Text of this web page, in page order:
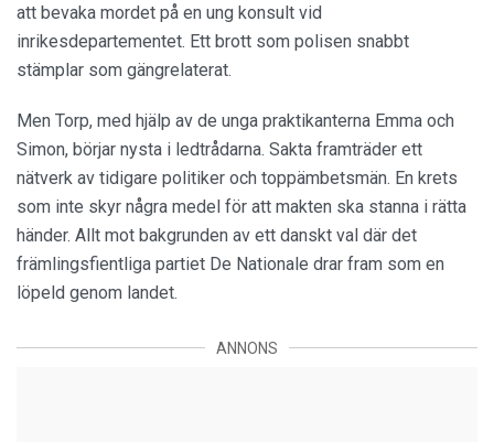
att bevaka mordet på en ung konsult vid
inrikesdepartementet. Ett brott som polisen snabbt
stämplar som gängrelaterat.
Men Torp, med hjälp av de unga praktikanterna Emma och
Simon, börjar nysta i ledtrådarna. Sakta framträder ett
nätverk av tidigare politiker och toppämbetsmän. En krets
som inte skyr några medel för att makten ska stanna i rätta
händer. Allt mot bakgrunden av ett danskt val där det
främlingsfientliga partiet De Nationale drar fram som en
löpeld genom landet.
ANNONS